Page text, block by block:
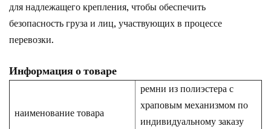
для надлежащего крепления, чтобы обеспечить
безопасность груза и лиц, участвующих в процессе
перевозки.
Информация о товаре
наименование товара
ремни из полиэстера с
храповым механизмом по
индивидуальному заказу